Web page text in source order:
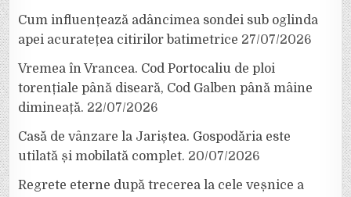
Cum influențează adâncimea sondei sub oglinda
apei acuratețea citirilor batimetrice 27/07/2026
Vremea în Vrancea. Cod Portocaliu de ploi
torențiale până diseară, Cod Galben până mâine
dimineață. 22/07/2026
Casă de vânzare la Jariștea. Gospodăria este
utilată și mobilată complet. 20/07/2026
Regrete eterne după trecerea la cele veșnice a